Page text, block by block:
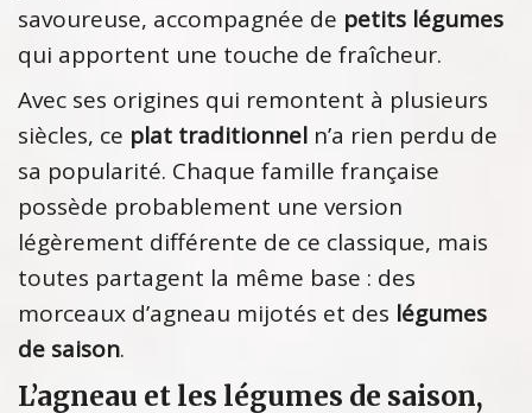
savoureuse, accompagnée de petits légumes
qui apportent une touche de fraîcheur.
Avec ses origines qui remontent à plusieurs
siècles, ce plat traditionnel n’a rien perdu de
sa popularité. Chaque famille française
possède probablement une version
légèrement différente de ce classique, mais
toutes partagent la même base : des
morceaux d’agneau mijotés et des légumes
de saison.
L’agneau et les légumes de saison,